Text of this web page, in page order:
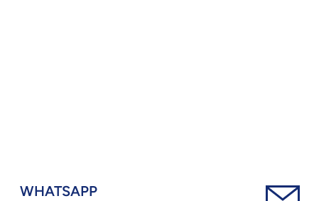
WHATSAPP